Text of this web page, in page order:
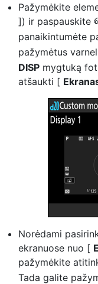
Pažymėkite
]) ir paspauskite
panaikintumėte
pažymėtus
DISP mygtuką
atšaukti [
Norėdami
ekranuose nuo [
pažymėkite
Tada galite